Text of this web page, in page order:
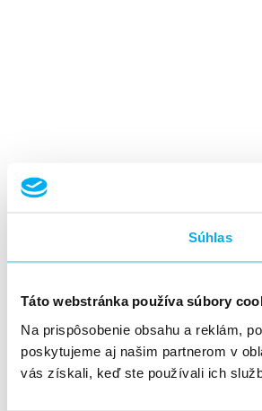
Súhlas
Táto webstránka používa súbory
Na prispôsobenie obsahu a reklám,
poskytujeme aj našim partnerom v
vás získali, keď ste používali ich